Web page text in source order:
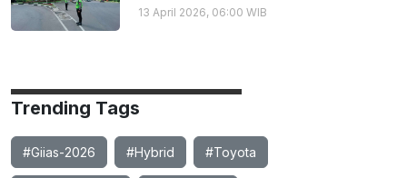
13 April 2026, 06:00 WIB
Trending Tags
#Giias-2026 #Hybrid #Toyota